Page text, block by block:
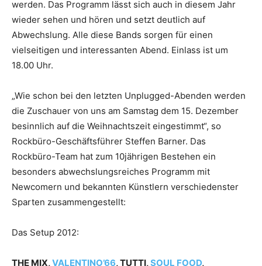
werden. Das Programm lässt sich auch in diesem Jahr
wieder sehen und hören und setzt deutlich auf
Abwechslung. Alle diese Bands sorgen für einen
vielseitigen und interessanten Abend. Einlass ist um
18.00 Uhr.
„Wie schon bei den letzten Unplugged-Abenden werden
die Zuschauer von uns am Samstag dem 15. Dezember
besinnlich auf die Weihnachtszeit eingestimmt“, so
Rockbüro-Geschäftsführer Steffen Barner. Das
Rockbüro-Team hat zum 10jährigen Bestehen ein
besonders abwechslungsreiches Programm mit
Newcomern und bekannten Künstlern verschiedenster
Sparten zusammengestellt:
Das Setup 2012:
THE MIX,VALENTINO’66, TUTTI,SOUL FOOD,